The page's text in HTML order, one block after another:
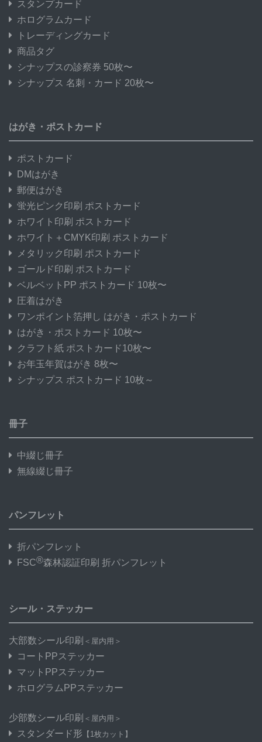
スタンプカード
ホログラムカード
トレーディングカード
商品タグ
シナップスの診察券 50枚〜
シナップス 名刺・カード 20枚〜
はがき・ポストカード
ポストカード
DMはがき
郵便はがき
蛍光ピンク印刷 ポストカード
ホワイト印刷 ポストカード
ホワイト＋CMYK印刷 ポストカード
メタリック印刷 ポストカード
ゴールド印刷 ポストカード
ベルベットPP ポストカード 10枚〜
圧着はがき
ワンポイント箔押し はがき・ポストカード
はがき・ポストカード 10枚〜
クラフト紙 ポストカード10枚〜
お年玉年賀はがき 8枚〜
シナップス ポストカード 10枚～
冊子
中綴じ冊子
無線綴じ冊子
パンフレット
折パンフレット
FSC®森林認証印刷 折パンフレット
シール・ステッカー
大部数シール印刷 ＜屋内用＞
コートPPステッカー
マットPPステッカー
ホログラムPPステッカー
少部数シール印刷 ＜屋内用＞
スタンダード形 【1枚カット】